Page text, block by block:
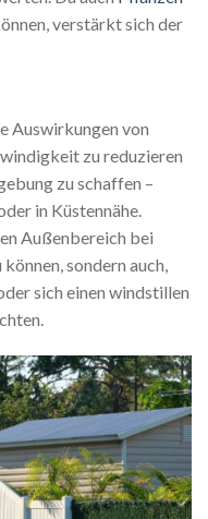
verstärkt sich der
Auswirkungen von
zu reduzieren
zu schaffen –
in Küstennähe.
Außenbereich bei
sondern auch,
sich einen windstillen